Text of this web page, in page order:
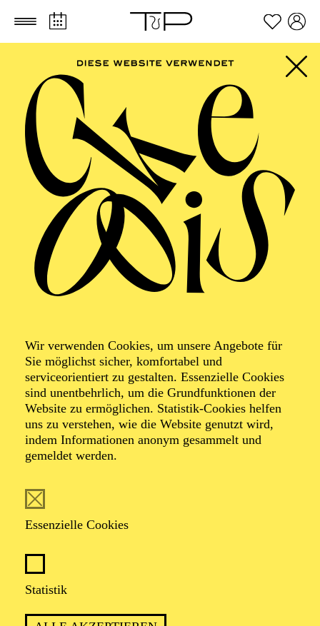
Zum Hauptinhalt springen Zum Footer springen
Wir verwenden Cookies, um unsere Angebote für
Sie möglichst sicher, komfortabel und
serviceorientiert zu gestalten. Essenzielle Cookies
sind unentbehrlich, um die Grundfunktionen der
Website zu ermöglichen. Statistik-Cookies helfen
uns zu verstehen, wie die Website genutzt wird,
indem Informationen anonym gesammelt und
gemeldet werden.
Essenzielle Cookies
Statistik
AALTO
MUSIKTHEATER,
AALTO BALLETT
ESSEN
Architektur­führung
Lernen Sie Alvar Aaltos "humane Architektur" kennen!